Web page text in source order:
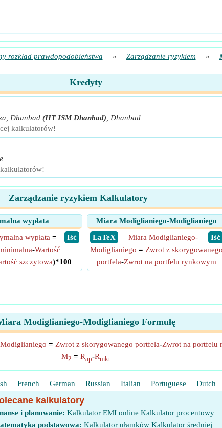
rozkład prawdopodobieństwa » Zarządzanie ryzykiem »
Kredyty
Dhanbad (IIT ISM Dhanbad)
Dhanbad
kalkulatorów!
Zarządzanie ryzykiem Kalkulatory
wypłata
​ Iść
wypłata =
-Wartość
szczytowa)*100
Miara Modiglianiego-Modiglianiego
​ LaTeX
​ Iść
Miara Modiglianiego-
Modiglianiego = Zwrot z skorygowanego
portfela-Zwrot na portfelu rynkowym
Modiglianiego-Modiglianiego Formułę
= Zwrot z skorygowanego portfela-Zwrot na portfelu
M2 = Rap-Rmkt
French German Russian Italian Portuguese Dutch
kalkulatory
i planowanie: Kalkulator EMI online Kalkulator procentowy
podstawowa: Kalkulator ułamków Kalkulator średniej